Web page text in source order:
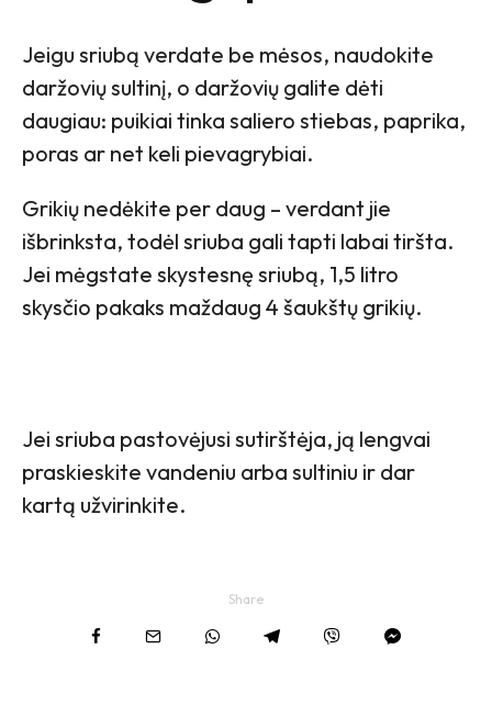
Jeigu sriubą verdate be mėsos, naudokite
daržovių sultinį, o daržovių galite dėti
daugiau: puikiai tinka saliero stiebas, paprika,
poras ar net keli pievagrybiai.
Grikių nedėkite per daug – verdant jie
išbrinksta, todėl sriuba gali tapti labai tiršta.
Jei mėgstate skystesnę sriubą, 1,5 litro
skysčio pakaks maždaug 4 šaukštų grikių.
Jei sriuba pastovėjusi sutirštėja, ją lengvai
praskieskite vandeniu arba sultiniu ir dar
kartą užvirinkite.
Share